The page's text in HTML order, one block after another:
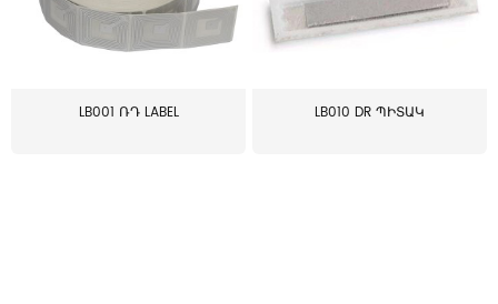
LB001 ՌԴ LABEL LB010 DR ՊԻՏԱԿ